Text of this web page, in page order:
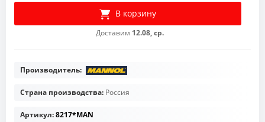
В корзину
Доставим 12.08, ср.
Производитель:
Страна производства: Россия
Артикул:8217*MAN